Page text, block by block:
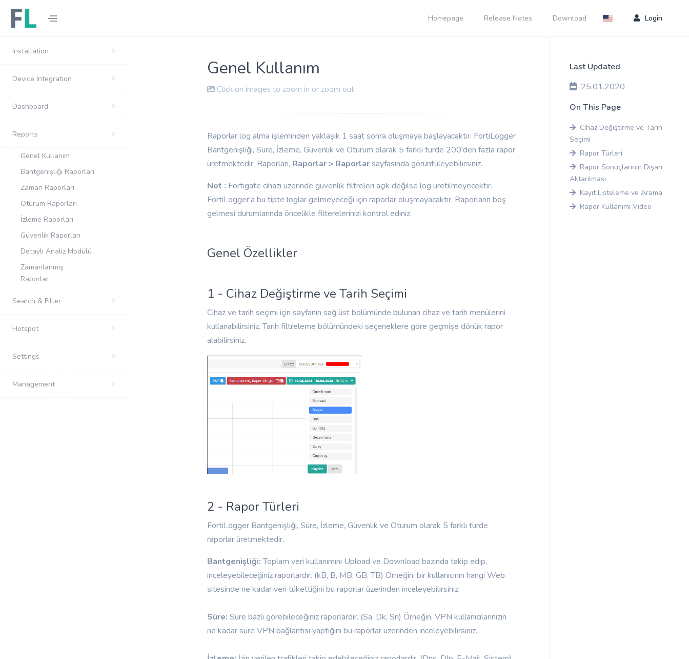
Homepage Release Notes Download Login
Installation
Device Integration
Dashboard
Reports
Genel Kullanım
Bantgenişliği Raporları
Zaman Raporları
Oturum Raporları
İzleme Raporları
Güvenlik Raporları
Detaylı Analiz Modülü
Zamanlanmış
Raporlar
Search & Filter
Hotspot
Settings
Management
Genel Kullanım
Click on images to zoom in or zoom out.
Raporlar log alma işleminden yaklaşık 1 saat sonra oluşmaya başlayacaktır. FortiLogger
Bantgenişliği, Süre, İzleme, Güvenlik ve Oturum olarak 5 farklı türde 200'den fazla rapor
üretmektedir. Raporları, Raporlar > Raporlarsayfasında görüntüleyebilirsiniz.
Not : Fortigate cihazı üzerinde güvenlik filtreleri açık değilse log üretilmeyecektir.
FortiLogger'a bu tipte loglar gelmeyeceği için raporlar oluşmayacaktır. Raporların boş
gelmesi durumlarında öncelikle filterelerinizi kontrol ediniz.
Genel Özellikler
1 - Cihaz Değiştirme ve Tarih Seçimi
Cihaz ve tarih seçimi için sayfanın sağ üst bölümünde bulunan cihaz ve tarih menülerini
kullanabilirsiniz. Tarih filtreleme bölümündeki seçeneklere göre geçmişe dönük rapor
alabilirsiniz.
2 - Rapor Türleri
FortiLogger Bantgenişliği, Süre, İzleme, Güvenlik ve Oturum olarak 5 farklı türde
raporlar üretmektedir.
Bantgenişliği:Toplam veri kullanımını Upload ve Download bazında takip edip,
inceleyebileceğiniz raporlardır. (kB, B, MB, GB, TB) Örneğin, bir kullanıcının hangi Web
sitesinde ne kadar veri tükettiğini bu raporlar üzerinden inceleyebilirsiniz.
Süre:Süre bazlı görebileceğiniz raporlardır. (Sa, Dk, Sn) Örneğin, VPN kullanıcılarınızın
ne kadar süre VPN bağlantısı yaptığını bu raporlar üzerinden inceleyebilirsiniz.
Last Updated
25.01.2020
On This Page
Cihaz Değiştirme ve Tarih
Seçimi
Rapor Türleri
Rapor Sonuçlarının Dışarı
Aktarılması
Kayıt Listeleme ve Arama
Rapor Kullanımı Video